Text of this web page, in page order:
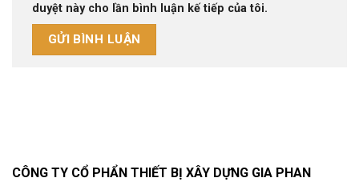
duyệt này cho lần bình luận kế tiếp của tôi.
CÔNG TY CỔ PHẨN THIẾT BỊ XÂY DỰNG GIA PHAN